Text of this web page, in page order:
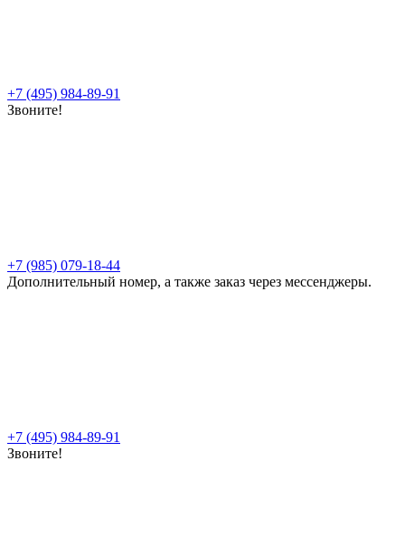
+7 (495) 984-89-91
Звоните!
+7 (985) 079-18-44
Дополнительный номер, а также заказ через мессенджеры.
+7 (495) 984-89-91
Звоните!